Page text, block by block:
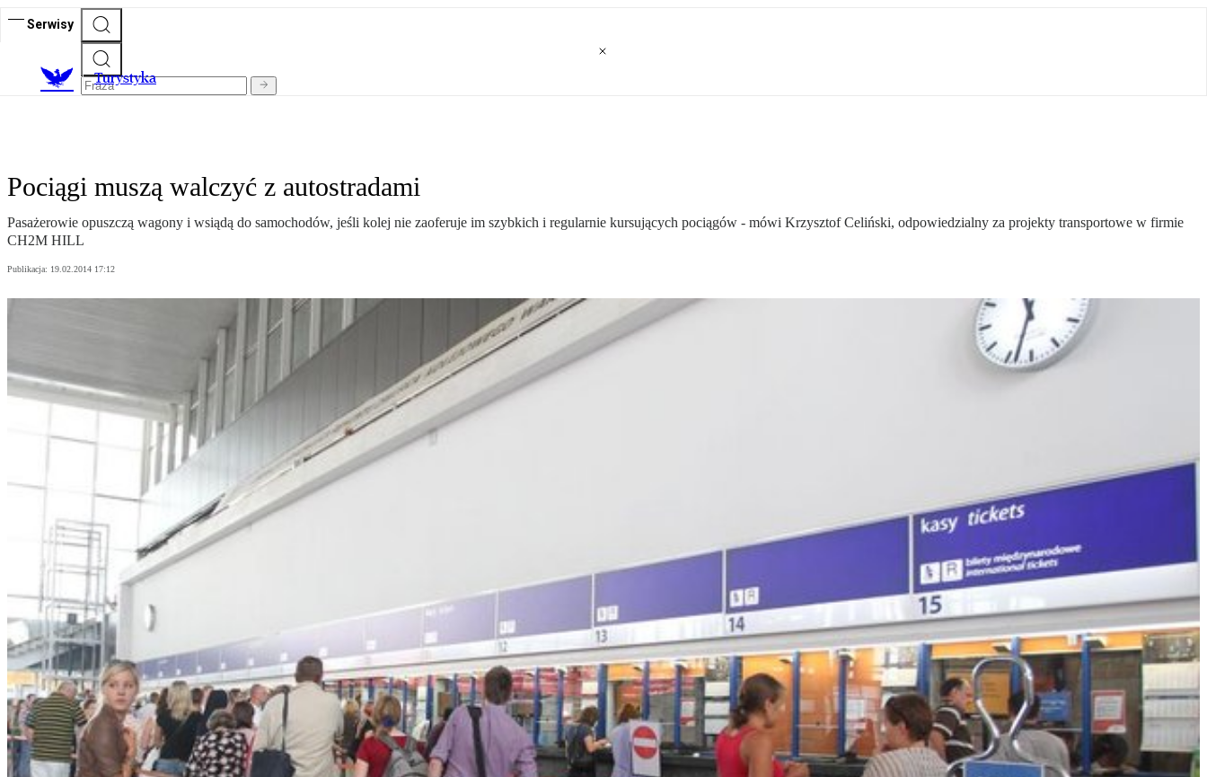
Serwisy
Turystyka
Pociągi muszą walczyć z autostradami
Pasażerowie opuszczą wagony i wsiądą do samochodów, jeśli kolej nie zaoferuje im szybkich i regularnie kursujących pociągów - mówi Krzysztof Celiński, odpowiedzialny za projekty transportowe w firmie
CH2M HILL
Publikacja: 19.02.2014 17:12